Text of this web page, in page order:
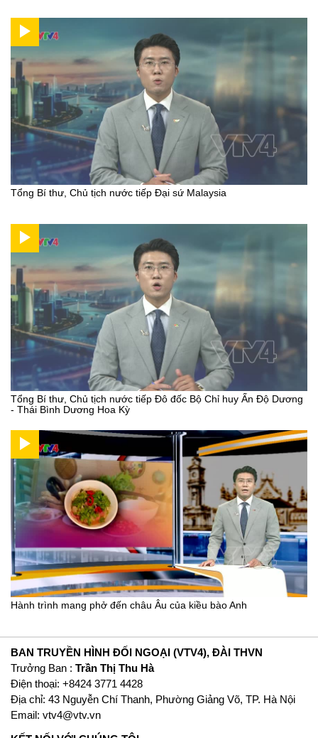
Tổng Bí thư, Chủ tịch nước tiếp Đại sứ Malaysia
Tổng Bí thư, Chủ tịch nước tiếp Đô đốc Bộ Chỉ huy Ấn Độ Dương
- Thái Bình Dương Hoa Kỳ
Hành trình mang phở đến châu Âu của kiều bào Anh
BAN TRUYỀN HÌNH ĐỐI NGOẠI (VTV4), ĐÀI THVN
Trưởng Ban : Trần Thị Thu Hà
Ðiện thoại: +8424 3771 4428
Địa chỉ: 43 Nguyễn Chí Thanh, Phường Giảng Võ, TP. Hà Nội
Email: vtv4@vtv.vn